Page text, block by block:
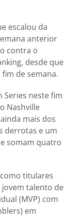
escalou da
anterior
contra o
desde que
de semana.
Series neste fim
Nashville
mais dos
derrotas e um
somam quatro
titulares
talento de
(MVP) com
em